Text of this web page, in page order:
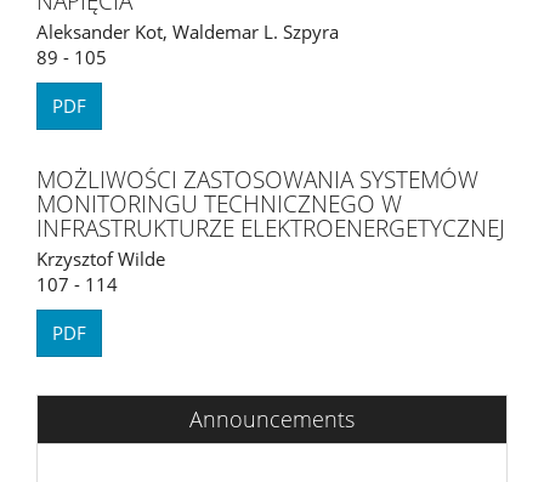
Aleksander Kot, Waldemar L. Szpyra
89 - 105
PDF
MOŻLIWOŚCI ZASTOSOWANIA SYSTEMÓW
MONITORINGU TECHNICZNEGO W
INFRASTRUKTURZE ELEKTROENERGETYCZNEJ
Krzysztof Wilde
107 - 114
PDF
Announcements